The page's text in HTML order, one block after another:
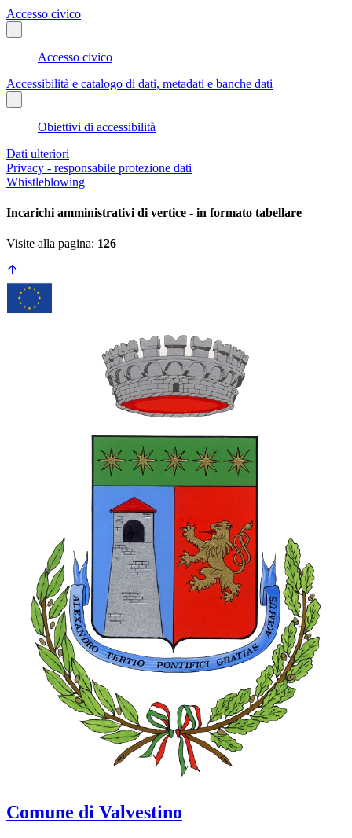
Accesso civico
Accesso civico
Accessibilità e catalogo di dati, metadati e banche dati
Obiettivi di accessibilità
Dati ulteriori
Privacy - responsabile protezione dati
Whistleblowing
Incarichi amministrativi di vertice - in formato tabellare
Visite alla pagina: 126
Comune di Valvestino